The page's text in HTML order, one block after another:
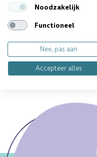
Laat kinderen na het
niet doorslikken.
Vragen over dit
Noodzakelijk
Functioneel
Nee, pas aan
Accepteer alles